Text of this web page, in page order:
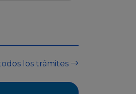
todos los trámites